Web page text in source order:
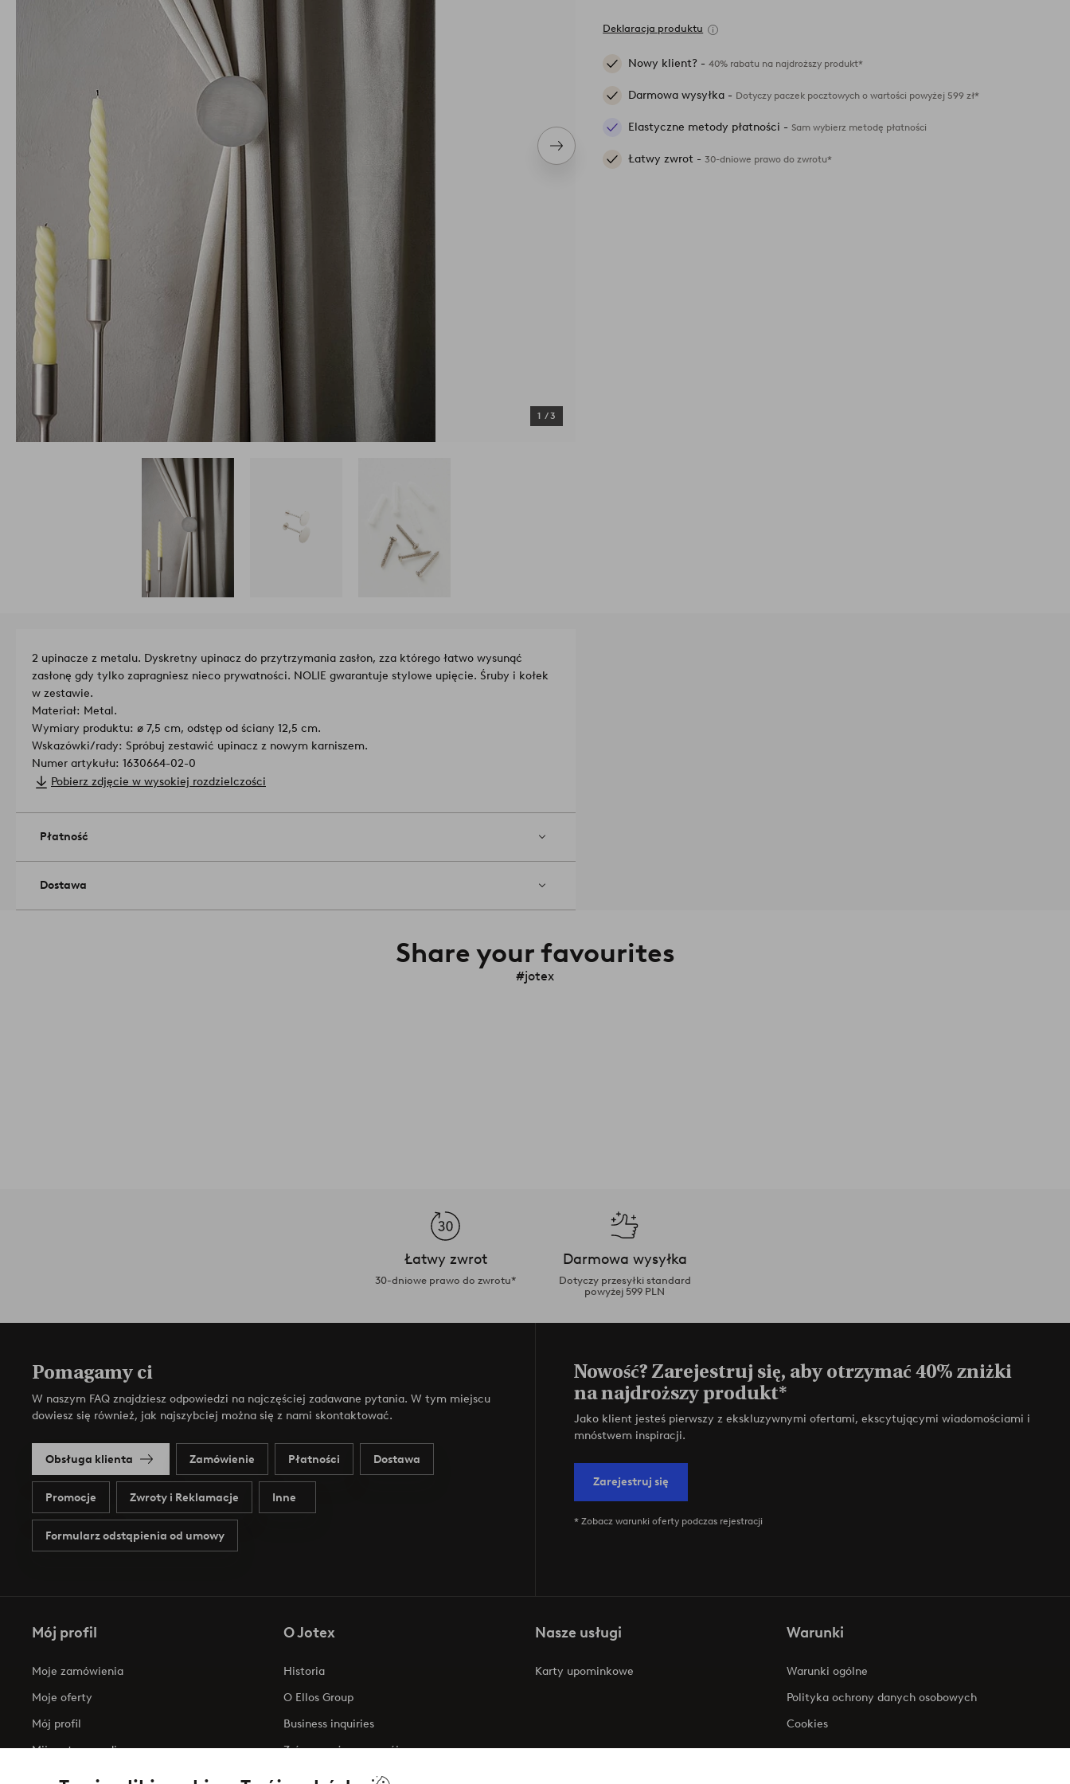
Następny
produkt
1 /3
Deklaracja produktu
Nowy klient? -40% rabatu na najdroższy produkt*
Darmowa wysyłka - Dotyczy paczek pocztowych o wartości powyżej 599 zł*
Elastyczne metody płatności -Sam wybierz metodę płatności
Łatwy zwrot -30-dniowe prawo do zwrotu*
2 upinacze z metalu. Dyskretny upinacz do przytrzymania zasłon, zza którego łatwo wysunąć
zasłonę gdy tylko zapragniesz nieco prywatności. NOLIE gwarantuje stylowe upięcie. Śruby i kołek
w zestawie.
Materiał: Metal.
Wymiary produktu: ø 7,5 cm, odstęp od ściany 12,5 cm.
Wskazówki/rady: Spróbuj zestawić upinacz z nowym karniszem.
Numer artykułu: 1630664-02-0
Pobierz zdjęcie w wysokiej rozdzielczości
Płatność
Dostawa
Share your favourites
#jotex
Łatwy zwrot
30-dniowe prawo do zwrotu*
Darmowa wysyłka
Dotyczy przesyłki standard
powyżej 599 PLN
Pomagamy ci
W naszym FAQ znajdziesz odpowiedzi na najczęściej zadawane pytania. W tym miejscu
dowiesz się również, jak najszybciej można się z nami skontaktować.
Obsługa klienta Zamówienie Płatności Dostawa
Promocje Zwroty i Reklamacje Inne
Formularz odstąpienia od umowy
Nowość? Zarejestruj się, aby otrzymać 40% zniżki
na najdroższy produkt*
Jako klient jesteś pierwszy z ekskluzywnymi ofertami, ekscytującymi wiadomościami i
mnóstwem inspiracji.
Zarejestruj się
* Zobacz warunki oferty podczas rejestracji
Mój profil
Moje zamówienia
Moje oferty
Mój profil
Mijn retourzendingen
O Jotex
Historia
O Ellos Group
Business inquiries
Zrównoważony rozwój
Oświadczenie o dostępności
Nasze usługi
Karty upominkowe
Warunki
Warunki ogólne
Polityka ochrony danych osobowych
Cookies